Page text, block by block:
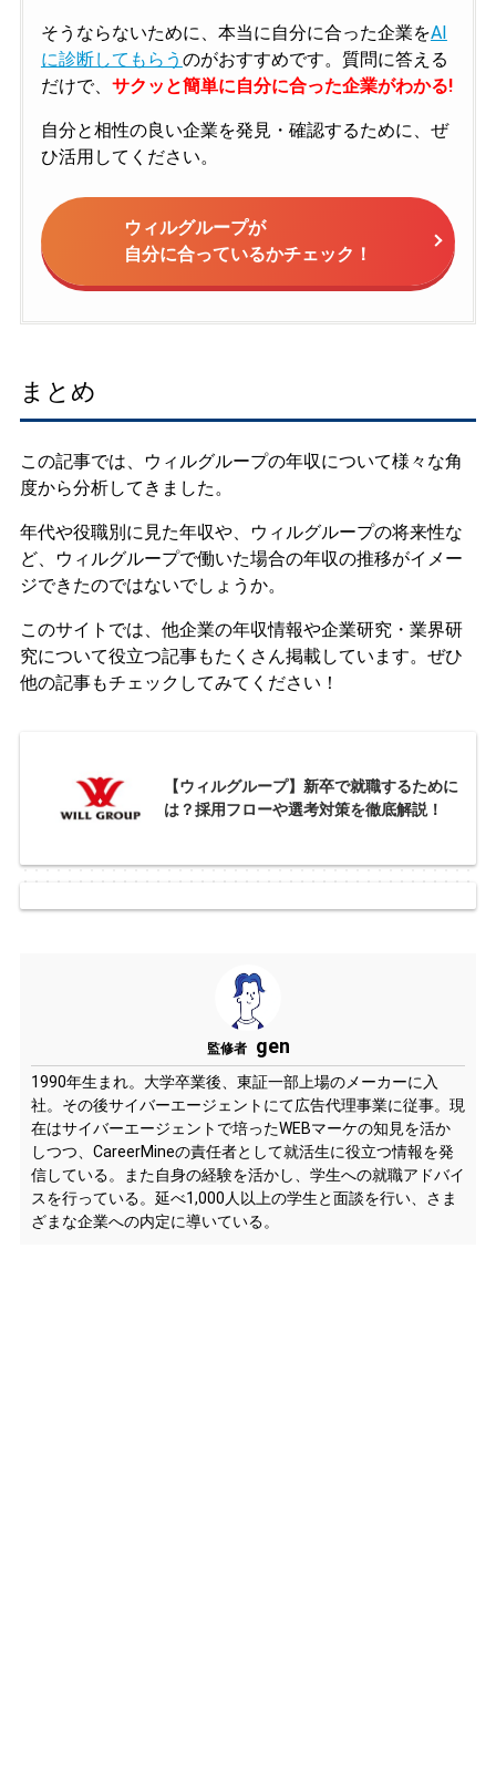
そうならないために、本当に自分に合った企業をAI
に診断してもらう のがおすすめです。質問に答える
だけで、 サクッと簡単に自分に合った企業がわかる!
自分と相性の良い企業を発見・確認するために、ぜ
ひ活用してください。
ウィルグループが
自分に合っているかチェック！
まとめ
この記事では、ウィルグループの年収について様々な角
度から分析してきました。
年代や役職別に見た年収や、ウィルグループの将来性な
ど、ウィルグループで働いた場合の年収の推移がイメー
ジできたのではないでしょうか。
このサイトでは、他企業の年収情報や企業研究・業界研
究について役立つ記事もたくさん掲載しています。ぜひ
他の記事もチェックしてみてください！
【ウィルグループ】新卒で就職するために
は？採用フローや選考対策を徹底解説！
監修者 gen
1990年生まれ。大学卒業後、東証一部上場のメーカーに入
社。その後サイバーエージェントにて広告代理事業に従事。現
在はサイバーエージェントで培ったWEBマーケの知見を活か
しつつ、CareerMineの責任者として就活生に役立つ情報を発
信している。また自身の経験を活かし、学生への就職アドバイ
スを行っている。延べ1,000人以上の学生と面談を行い、さま
ざまな企業への内定に導いている。